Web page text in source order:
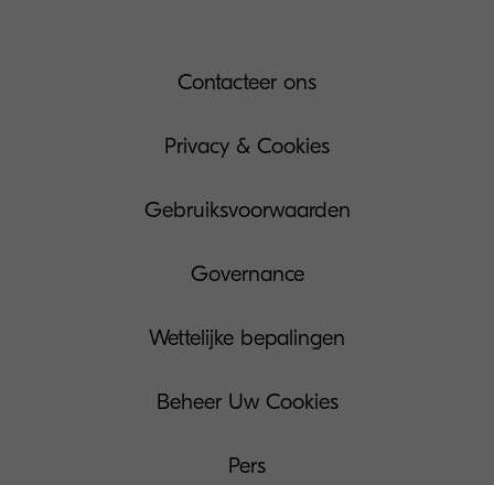
Contacteer ons
Privacy & Cookies
Gebruiksvoorwaarden
Governance
Wettelijke bepalingen
Beheer Uw Cookies
Pers